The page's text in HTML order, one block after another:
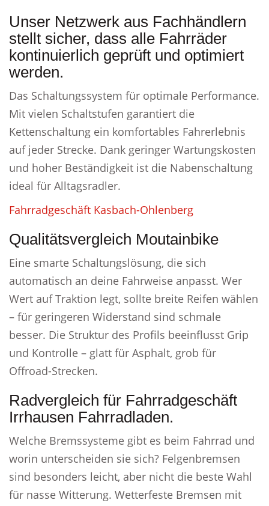
Unser Netzwerk aus Fachhändlern
stellt sicher, dass alle Fahrräder
kontinuierlich geprüft und optimiert
werden.
Das Schaltungssystem für optimale Performance.
Mit vielen Schaltstufen garantiert die
Kettenschaltung ein komfortables Fahrerlebnis
auf jeder Strecke. Dank geringer Wartungskosten
und hoher Beständigkeit ist die Nabenschaltung
ideal für Alltagsradler.
Fahrradgeschäft Kasbach-Ohlenberg
Qualitätsvergleich Moutainbike
Eine smarte Schaltungslösung, die sich
automatisch an deine Fahrweise anpasst. Wer
Wert auf Traktion legt, sollte breite Reifen wählen
– für geringeren Widerstand sind schmale
besser. Die Struktur des Profils beeinflusst Grip
und Kontrolle – glatt für Asphalt, grob für
Offroad-Strecken.
Radvergleich für Fahrradgeschäft
Irrhausen Fahrradladen.
Welche Bremssysteme gibt es beim Fahrrad und
worin unterscheiden sie sich? Felgenbremsen
sind besonders leicht, aber nicht die beste Wahl
für nasse Witterung. Wetterfeste Bremsen mit